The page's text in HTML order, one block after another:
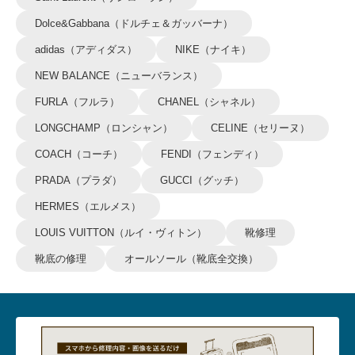
Dolce&Gabbana（ドルチェ＆ガッバーナ）
adidas（アディダス） NIKE（ナイキ）
NEW BALANCE（ニューバランス）
FURLA（フルラ） CHANEL（シャネル）
LONGCHAMP（ロンシャン） CELINE（セリーヌ）
COACH（コーチ） FENDI（フェンディ）
PRADA（プラダ） GUCCI（グッチ）
HERMES（エルメス）
LOUIS VUITTON（ルイ・ヴィトン） 靴修理
靴底の修理 オールソール（靴底全交換）